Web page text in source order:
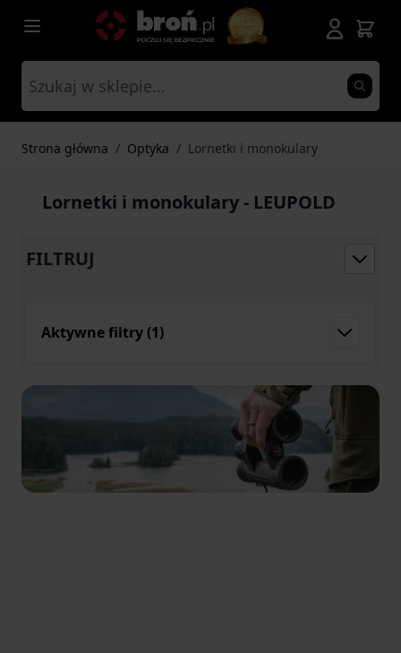
Przejdź do treści
Strona główna / Optyka / Lornetki i monokulary
Lornetki i monokulary - LEUPOLD
FILTRUJ
Aktywne filtry (1)